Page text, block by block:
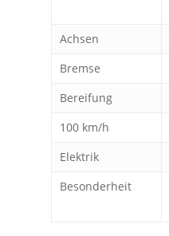
Achsen
Bremse
Bereifung
100 km/h
Elektrik
Besonderheit